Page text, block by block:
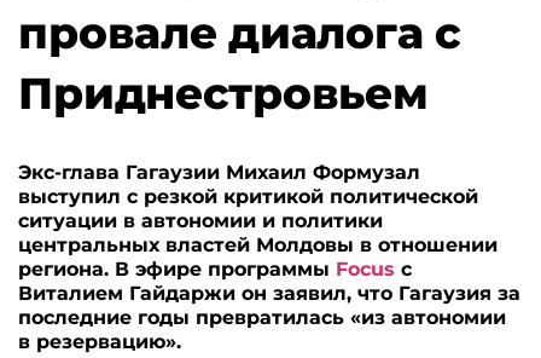
провале диалога с
Приднестровьем
Экс-глава Гагаузии Михаил Формузал
выступил с резкой критикой политической
ситуации в автономии и политики
центральных властей Молдовы в отношении
региона. В эфире программы Focus с
Виталием Гайдаржи он заявил, что Гагаузия за
последние годы превратилась «из автономии
в резервацию».